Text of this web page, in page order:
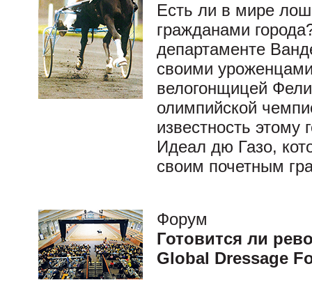
Есть ли в мире
гражданами
департаменте
своими
велогонщицей
олимпийской
известность этому
Идеал дю Газо,
своим почетным
Форум
Готовится ли
Global Dressage